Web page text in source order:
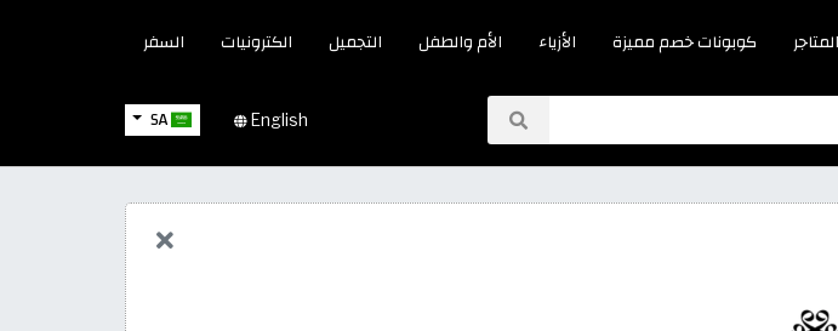
كوبونات خصم مميزة الأزياء الأم والطفل التجميل الكترونيات السفر
SA English